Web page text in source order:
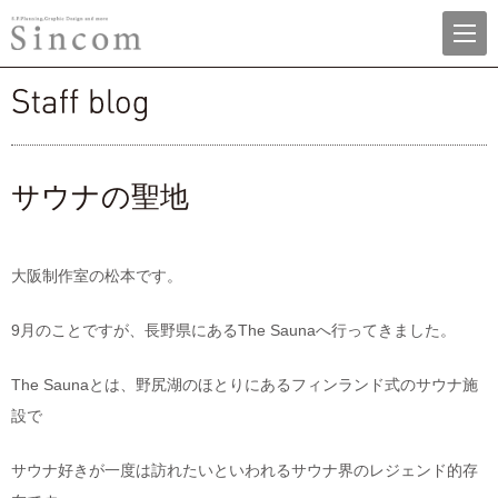
株式会社シンコム menu
サウナの聖地
大阪制作室の松本です。
9月のことですが、長野県にあるThe Saunaへ行ってきました。
The Saunaとは、野尻湖のほとりにあるフィンランド式のサウナ施
設で
サウナ好きが一度は訪れたいといわれるサウナ界のレジェンド的存